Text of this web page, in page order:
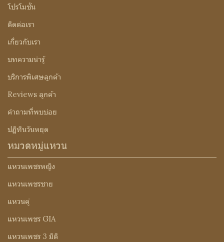
โปรโมชั่น
ติดต่อเรา
เกี่ยวกับเรา
บทความน่ารู้
บริการพิเศษลูกค้า
Reviews ลูกค้า
คำถามที่พบบ่อย
ปฏิทินวันหยุด
หมวดหมู่แหวน
แหวนเพชรหญิง
แหวนเพชรชาย
แหวนคู่
แหวนเพชร GIA
แหวนเพชร 3 มิติ